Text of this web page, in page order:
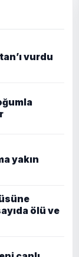
vurdu
yakın
ölü ve